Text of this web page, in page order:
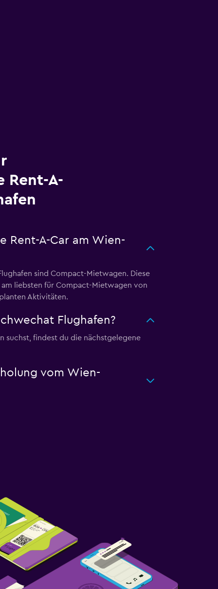
Rent-A-
Rent-A-Car am Wien-
sind Compact-Mietwagen. Diese
liebsten für Compact-Mietwagen von
Aktivitäten.
Flughafen?
suchst, findest du die nächstgelegene
vom Wien-